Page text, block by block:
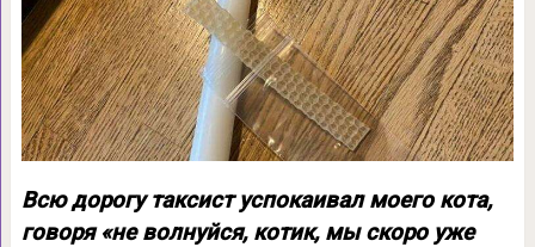
Всю дорогу таксист успокаивал моего кота,
говоря «не волнуйся, котик, мы скоро уже